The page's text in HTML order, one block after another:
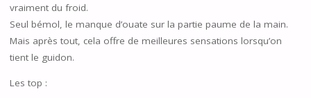
vraiment du froid.
Seul bémol, le manque d’ouate sur la partie paume de la main.
Mais après tout, cela offre de meilleures sensations lorsqu’on
tient le guidon.
Les top :